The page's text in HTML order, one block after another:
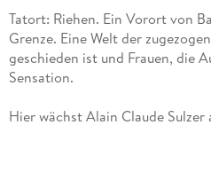
Tatort: Riehen. Ein Vorort von
Grenze. Eine Welt der
geschieden ist und Frauen, die
Sensation.
Hier wächst Alain Claude